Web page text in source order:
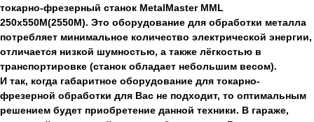
токарно-фрезерный станок MetalMaster MML
250х550М(2550М). Это оборудование для обработки металла
потребляет минимальное количество электрической энергии,
отличается низкой шумностью, а также лёгкостью в
транспортировке (станок обладает небольшим весом).
И так, когда габаритное оборудование для токарно-
фрезерной обработки для Вас не подходит, то оптимальным
решением будет приобретение данной техники. В гараже,